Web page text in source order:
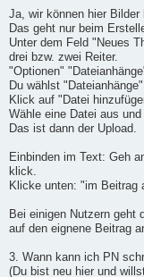
Ja, wir können hier Bilder
Das geht nur beim
Unter dem Feld "Neues
drei bzw. zwei Reiter.
"Optionen"
Du wählst
Klick auf "Datei
Wähle eine Datei aus
Das ist dann der Upload.
Einbinden im Text: Geh
klick.
Klicke unten: "im Beitrag
Bei einigen Nutzern geht
auf den eignene Beitrag
3. Wann kann ich PN
(Du bist neu hier und